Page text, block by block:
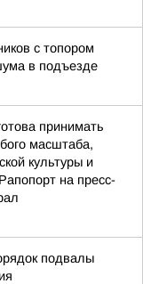
с топором
в подъезде
принимать
масштаба,
культуры и
на пресс-
подвалы